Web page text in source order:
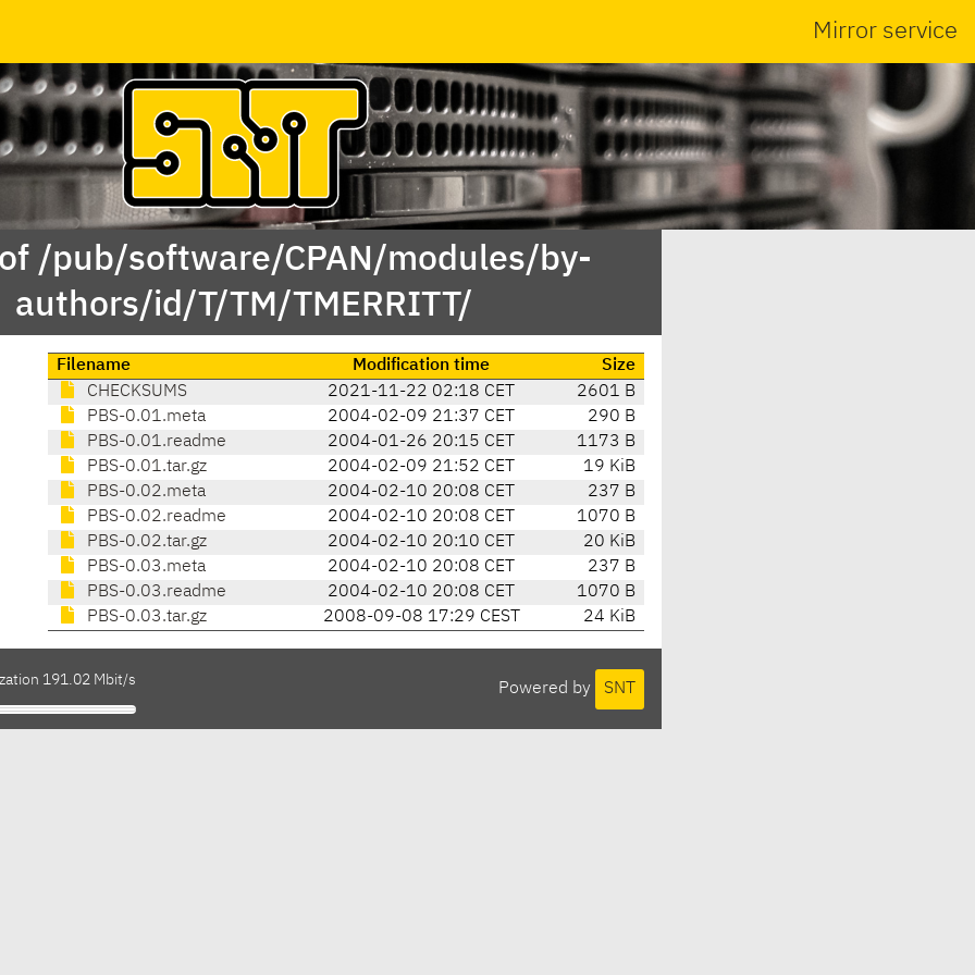
Mirror service
/pub/software/CPAN/modules/by-
authors/id/T/TM/TMERRITT/
Filename Modification time
Size
CHECKSUMS
2021-11-22 02:18 CET
2601 B
PBS-0.01.meta
2004-02-09 21:37 CET
290 B
PBS-0.01.readme
2004-01-26 20:15 CET
1173 B
PBS-0.01.tar.gz
2004-02-09 21:52 CET
19 KiB
PBS-0.02.meta
2004-02-10 20:08 CET
237 B
PBS-0.02.readme
2004-02-10 20:08 CET
1070 B
PBS-0.02.tar.gz
2004-02-10 20:10 CET
20 KiB
PBS-0.03.meta
2004-02-10 20:08 CET
237 B
PBS-0.03.readme
2004-02-10 20:08 CET
1070 B
PBS-0.03.tar.gz
2008-09-08 17:29 CEST 24 KiB
Powered by SNT
191.02 Mbit/s